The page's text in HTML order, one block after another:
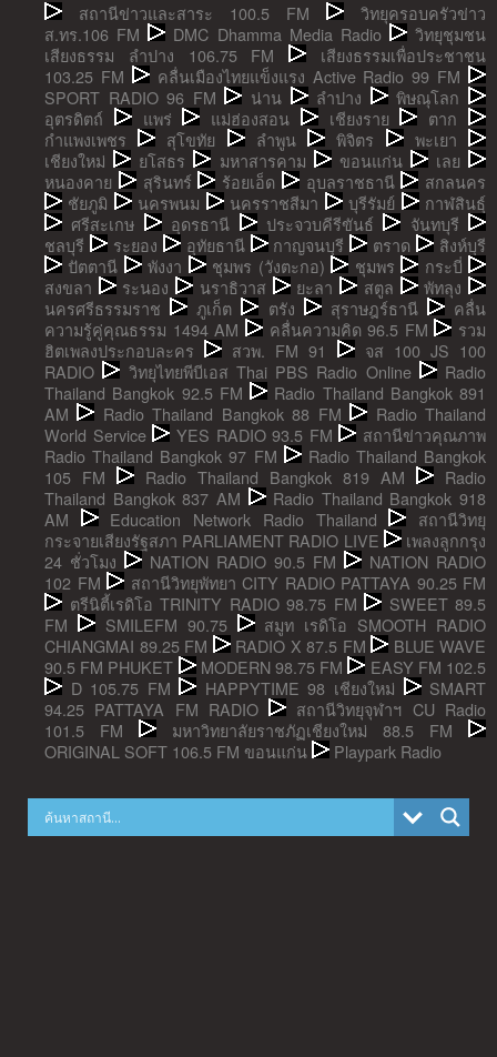
สถานีข่าวและสาระ 100.5 FM
วิทยุครอบครัวข่าว
ส.ทร.106 FM
DMC Dhamma Media Radio
วิทยุชุมชน
เสียงธรรม ลำปาง 106.75 FM
เสียงธรรมเพื่อประชาชน
103.25 FM
คลื่นเมืองไทยแข็งแรง Active Radio 99 FM
SPORT RADIO 96 FM
น่าน ลำปาง
พิษณุโลก
อุตรดิตถ์
แพร่ แม่ฮ่องสอน เชียงราย
ตาก
กำแพงเพชร
สุโขทัย ลำพูน พิจิตร
พะเยา
เชียงใหม่
ยโสธร มหาสารคาม ขอนแก่น
เลย
หนองคาย
สุรินทร์ ร้อยเอ็ด อุบลราชธานี
สกลนคร
ชัยภูมิ
นครพนม นครราชสีมา บุรีรัมย์
กาฬสินธุ์
ศรีสะเกษ
อุดรธานี ประจวบคีรีขันธ์
จันทบุรี
ชลบุรี
ระยอง อุทัยธานี กาญจนบุรี ตราด
สิงห์บุรี
ปัตตานี
พังงา ชุมพร (วังตะกอ) ชุมพร
กระบี่
สงขลา
ระนอง นราธิวาส ยะลา สตูล
พัทลุง
นครศรีธรรมราช
ภูเก็ต ตรัง สุราษฎร์ธานี
คลื่น
ความรู้คู่คุณธรรม 1494 AM
คลื่นความคิด 96.5 FM
รวม
ฮิตเพลงประกอบละคร
สวพ. FM 91
จส 100 JS 100
RADIO
วิทยุไทยพีบีเอส Thai PBS Radio Online
Radio
Thailand Bangkok 92.5 FM
Radio Thailand Bangkok 891
AM
Radio Thailand Bangkok 88 FM
Radio Thailand
World Service
YES RADIO 93.5 FM
สถานีข่าวคุณภาพ
Radio Thailand Bangkok 97 FM
Radio Thailand Bangkok
105 FM
Radio Thailand Bangkok 819 AM
Radio
Thailand Bangkok 837 AM
Radio Thailand Bangkok 918
AM
Education Network Radio Thailand
สถานีวิทยุ
กระจายเสียงรัฐสภา PARLIAMENT RADIO LIVE
เพลงลูกกรุง
24 ชั่วโมง
NATION RADIO 90.5 FM
NATION RADIO
102 FM
สถานีวิทยุพัทยา CITY RADIO PATTAYA 90.25 FM
ตรีนิตี้เรดิโอ TRINITY RADIO 98.75 FM
SWEET 89.5
FM
SMILEFM 90.75
สมูท เรดิโอ SMOOTH RADIO
CHIANGMAI 89.25 FM
RADIO X 87.5 FM
BLUE WAVE
90.5 FM PHUKET
MODERN 98.75 FM
EASY FM 102.5
D 105.75 FM
HAPPYTIME 98 เชียงใหม่
SMART
94.25 PATTAYA FM RADIO
สถานีวิทยุจุฬาฯ CU Radio
101.5 FM
มหาวิทยาลัยราชภัฏเชียงใหม่ 88.5 FM
ORIGINAL SOFT 106.5 FM ขอนแก่น
Playpark Radio